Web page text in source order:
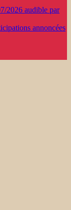
2026 audible par
annoncées